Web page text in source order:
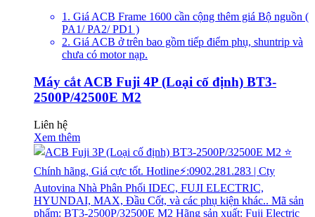
1. Giá ACB Frame 1600 cần cộng thêm giá Bộ nguồn (
PA1/ PA2/ PD1 )
2. Giá ACB ở trên bao gồm tiếp điểm phụ, shuntrip và
chưa có motor nạp.
Máy cắt ACB Fuji 4P (Loại cố định) BT3-
2500P/42500E M2
Liên hệ
Xem thêm